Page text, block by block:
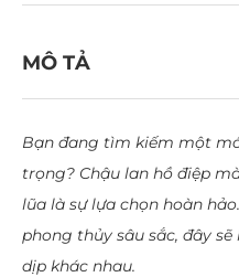
MÔ TẢ
Bạn đang tìm kiếm một
trọng? Chậu lan hồ điệp
lũa là sự lựa chọn hoàn
phong thủy sâu sắc, đây
dịp khác nhau.